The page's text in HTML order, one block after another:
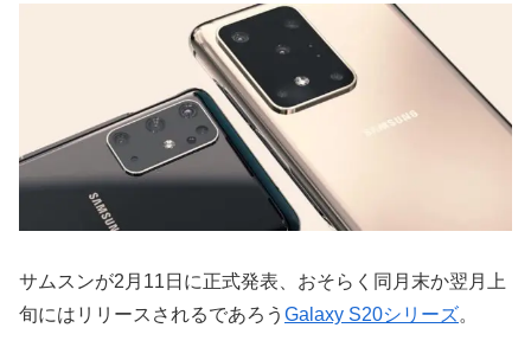
サムスンが2月11日に正式発表、おそらく同月末か翌月上
旬にはリリースされるであろう Galaxy S20シリーズ。